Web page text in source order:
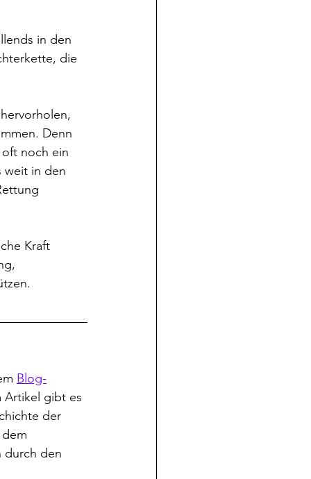
in den
die
Denn
noch ein
weit in den
Kraft
Blog-
Artikel gibt es
der
durch den